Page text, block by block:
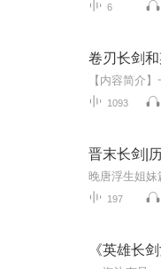
6
卷刃长剑
1093
晋末长剑|
晚唐浮生姐妹
197
《英雄长